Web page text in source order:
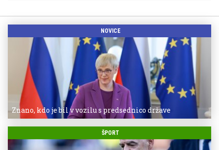
NOVICE
Znano, kdo je bil v vozilu s predsednico države
ŠPORT